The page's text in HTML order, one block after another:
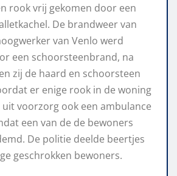
rook vrij gekomen door een
De brandweer van
van Venlo werd
een schoorsteenbrand, na
zij de haard en schoorsteen
er enige rook in de woning
uit voorzorg ook een ambulance
een van de de bewoners
De politie deelde beertjes
geschrokken bewoners.